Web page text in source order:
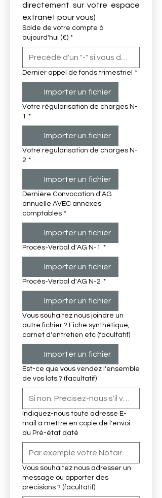
directement sur votre espace
extranet pour vous)
Solde de votre compte à
aujourd'hui (€) *
Dernier appel de fonds trimestriel *
Importer un fichier
Votre régularisation de charges N-
1 *
Importer un fichier
Votre régularisation de charges N-
2 *
Importer un fichier
Dernière Convocation d'AG
annuelle AVEC annexes
comptables *
Importer un fichier
Procès-Verbal d'AG N-1 *
Importer un fichier
Procès-Verbal d'AG N-2 *
Importer un fichier
Vous souhaitez nous joindre un
autre fichier ? Fiche synthétique,
carnet d'entretien etc (facultatif)
Importer un fichier
Est-ce que vous vendez l'ensemble
de vos lots ? (facultatif)
Indiquez-nous toute adresse E-
mail à mettre en copie de l'envoi
du Pré-état daté
Vous souhaitez nous adresser un
message ou apporter des
précisions ? (facultatif)